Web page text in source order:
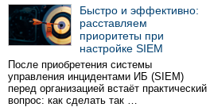
Быстро и эффективно:
расставляем
приоритеты при
настройке SIEM
После приобретения системы
управления инцидентами ИБ (SIEM)
перед организацией встаёт практический
вопрос: как сделать так …